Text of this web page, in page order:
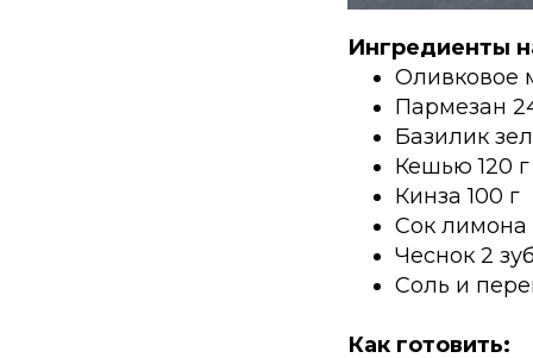
Ингредиенты
Оливковое
Пармезан
Базилик
Кешью 120 г
Кинза 100 г
Сок
Чеснок 2
Соль и
Как готовить: